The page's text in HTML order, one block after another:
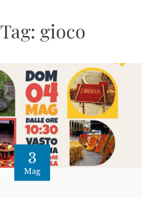
Tag: gioco
3
Mag